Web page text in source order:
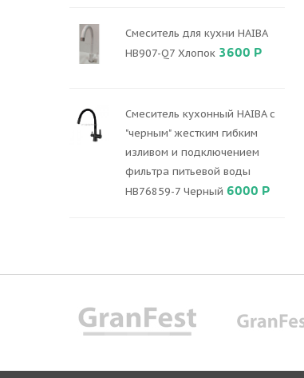
Смеситель для кухни HAIBA
HB907-Q7 Хлопок 3600 Р
Смеситель кухонный HAIBA с
"черным" жестким гибким
изливом и подключением
фильтра питьевой воды
HB76859-7 Черный 6000 Р